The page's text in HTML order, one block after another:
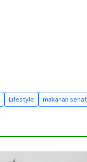
Lifestyle makanan sehat